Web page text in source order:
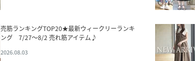
売筋ランキングTOP20★最新ウィークリーランキ
ング 7/27～8/2 売れ筋アイテム♪
2026.08.03